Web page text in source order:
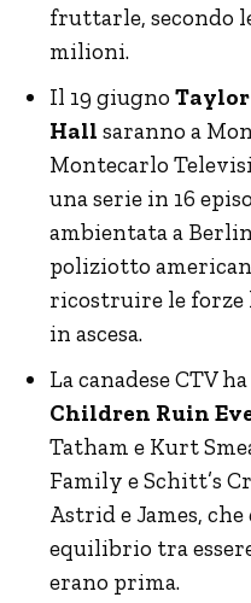
fruttarle, secondo
milioni.
Il 19 giugno
Hall saranno a
Montecarlo
una serie in 16
ambientata a
poliziotto
ricostruire le forze
in ascesa.
La canadese CTV
Children Ruin
Tatham e Kurt
Family e Schitt’s
Astrid e James,
equilibrio tra
erano prima.